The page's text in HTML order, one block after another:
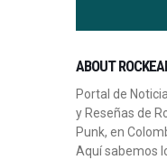
ABOUT
Portal de
y Reseñas de
Punk, en
Aquí sabemos